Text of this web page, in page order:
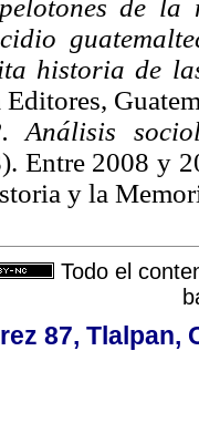
de la
historia de
Editores,
Análisis
Entre 2008 y
y la
Todo el
87, Tlalpan,